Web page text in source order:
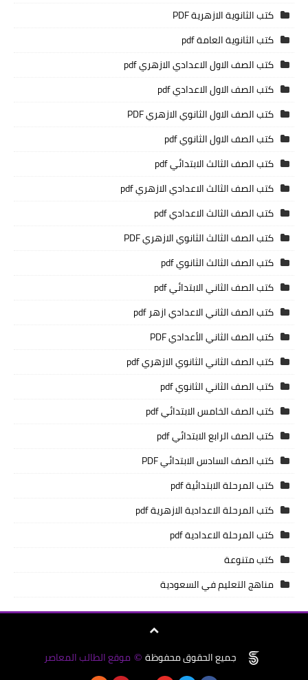
كتب الثانوية الازهرية PDF
كتب الثانوية العامة pdf
كتب الصف الاول الاعدادي الازهري pdf
كتب الصف الاول الاعدادي pdf
كتب الصف الاول الثانوي الازهري PDF
كتب الصف الاول الثانوي pdf
كتب الصف الثالث الابتدائي pdf
كتب الصف الثالث الاعدادي الازهري pdf
كتب الصف الثالث الاعدادي pdf
كتب الصف الثالث الثانوي الازهري PDF
كتب الصف الثالث الثانوي pdf
كتب الصف الثاني الابتدائي pdf
كتب الصف الثاني الاعدادي ازهر pdf
كتب الصف الثاني الأعدادي PDF
كتب الصف الثاني الثانوي الازهري pdf
كتب الصف الثاني الثانوي pdf
كتب الصف الخامس الابتدائي pdf
كتب الصف الرابع الابتدائي pdf
كتب الصف السادس الابتدائي PDF
كتب المرحلة الابتدائية pdf
كتب المرحلة الاعدادية الازهرية pdf
كتب المرحلة الاعدادية pdf
كتب متنوعة
مناهج التعليم في السعودية
جميع الحقوق محفوظة © موقع الطالب المعاصر